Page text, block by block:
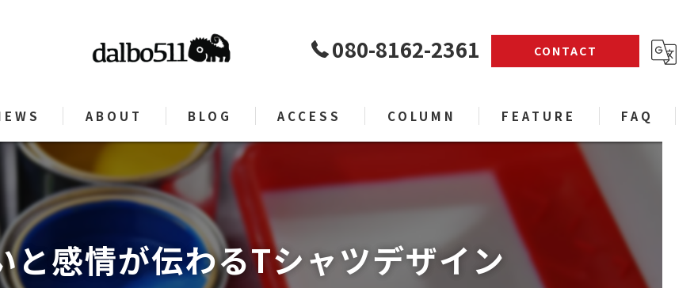
080-8162-2361 CONTACT
ABOUT BLOG ACCESS COLUMN FEATURE
世界に１枚だけの原画
パーカー
お名前ラクガキアート
FAQ
と感情が伝わるTシャツデザイン